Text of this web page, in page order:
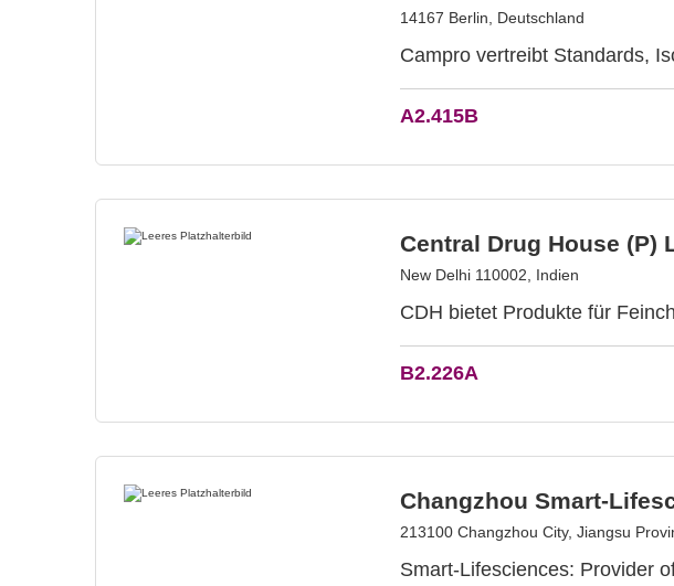
14167 Berlin, Deutschland
Campro vertreibt Standards,
A2.415B
Central Drug House (P)
New Delhi 110002, Indien
CDH bietet Produkte für
B2.226A
Changzhou Smart-
213100 Changzhou City, Jiangsu
Smart-Lifesciences: Provider